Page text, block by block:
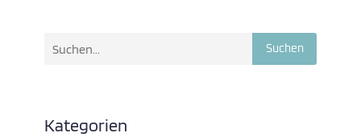
Suchen
Kategorien